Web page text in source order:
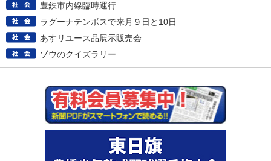
豊鉄市内線臨時運行
ラグーナテンボスで来月９日と10日
あすリユース品展示販売会
ゾウのクイズラリー